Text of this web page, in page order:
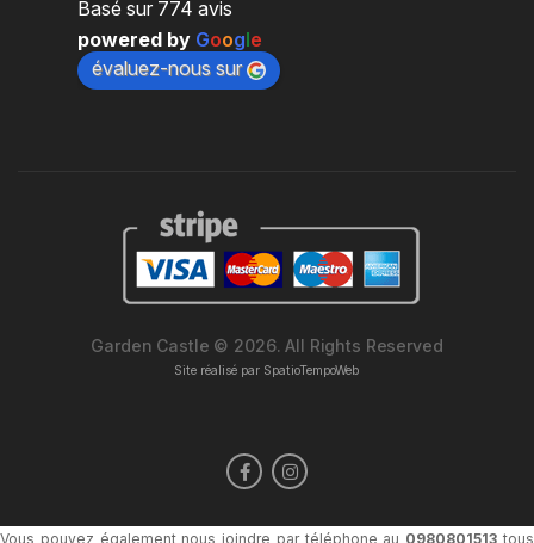
Basé sur 774 avis
powered by Google
évaluez-nous sur
Garden Castle © 2026. All Rights Reserved
Site réalisé par SpatioTempoWeb
Vous pouvez également nous joindre par téléphone au 0980801513 tous